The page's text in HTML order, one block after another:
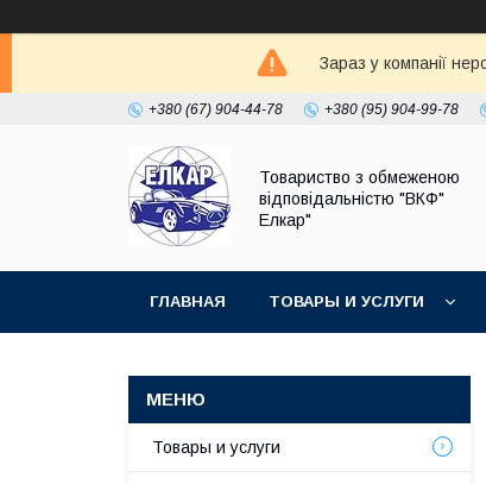
Зараз у компанії
+380 (67) 904-44-78 +380 (95) 904-99-78
Товариство з обмеженою
відповідальністю "ВКФ"
Елкар"
ГЛАВНАЯ ТОВАРЫ И УСЛУГИ
Товары и услуги